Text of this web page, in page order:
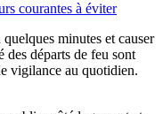
courantes à éviter
minutes et causer
des départs de feu sont
vigilance au quotidien.